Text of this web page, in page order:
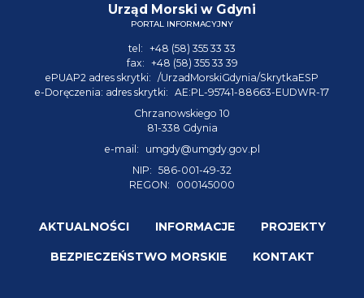
Urząd Morski w Gdyni
PORTAL INFORMACYJNY
tel: +48 (58) 355 33 33
fax: +48 (58) 355 33 39
ePUAP2 adres skrytki: /UrzadMorskiGdynia/SkrytkaESP
e-Doręczenia: adres skrytki: AE:PL-95741-88663-EUDWR-17
Chrzanowskiego 10
81-338 Gdynia
e-mail:
umgdy@umgdy.gov.pl
NIP: 586-001-49-32
REGON:
000145000
AKTUALNOŚCI INFORMACJE PROJEKTY
BEZPIECZEŃSTWO MORSKIE KONTAKT